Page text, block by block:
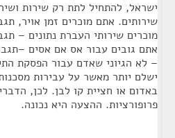
ישראל, להתחיל לתת רק שירות
שירותים. אתם מוכרים זמן אויר,
מוכרים שירותי העברת נתונים –
אתם גובים עבור אס אם אסים
– לא הגיוני שאדם עבור הפסקת
ישלם יותר מאשר על עבירות
באדום או חציית קו לבן. לכן,
פרופורציות. ההצעה היא נכונה.